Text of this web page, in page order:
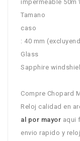
impermeable 50m
Tamano
caso
: 40 mm
Glass
Sapphire
Compre Chopard
Reloj calidad en
al por mayor aqui
envio rapido y